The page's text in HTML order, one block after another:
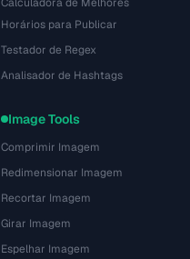
Horários para Publicar
Testador de Regex
Analisador de Hashtags
Image Tools
Comprimir Imagem
Redimensionar Imagem
Recortar Imagem
Girar Imagem
Espelhar Imagem